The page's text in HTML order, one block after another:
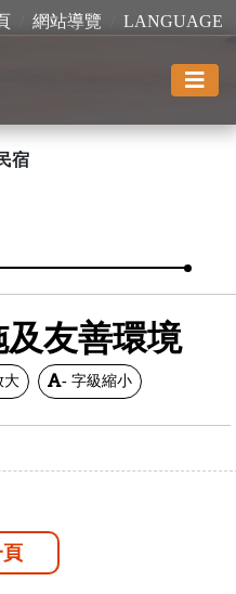
網站導覽 LANGUAGE
宿
及友善環境
大 - 字級縮小
頁